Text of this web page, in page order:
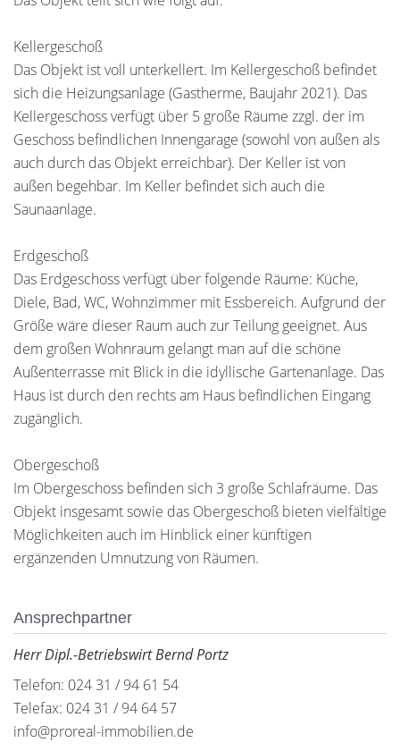
Kellergeschoß
Das Objekt ist voll unterkellert. Im Kellergeschoß befindet
sich die Heizungsanlage (Gastherme, Baujahr 2021). Das
Kellergeschoss verfügt über 5 große Räume zzgl. der im
Geschoss befindlichen Innengarage (sowohl von außen als
auch durch das Objekt erreichbar). Der Keller ist von
außen begehbar. Im Keller befindet sich auch die
Saunaanlage.
Erdgeschoß
Das Erdgeschoss verfügt über folgende Räume: Küche,
Diele, Bad, WC, Wohnzimmer mit Essbereich. Aufgrund der
Größe wäre dieser Raum auch zur Teilung geeignet. Aus
dem großen Wohnraum gelangt man auf die schöne
Außenterrasse mit Blick in die idyllische Gartenanlage. Das
Haus ist durch den rechts am Haus befindlichen Eingang
zugänglich.
Obergeschoß
Im Obergeschoss befinden sich 3 große Schlafräume. Das
Objekt insgesamt sowie das Obergeschoß bieten vielfältige
Möglichkeiten auch im Hinblick einer künftigen
ergänzenden Umnutzung von Räumen.
Ansprechpartner
Herr Dipl.-Betriebswirt Bernd Portz
Telefon: 024 31 / 94 61 54
Telefax: 024 31 / 94 64 57
info@proreal-immobilien.de